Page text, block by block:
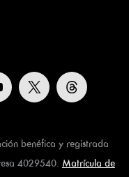
benéfica y registrada
4029540. Matrícula de